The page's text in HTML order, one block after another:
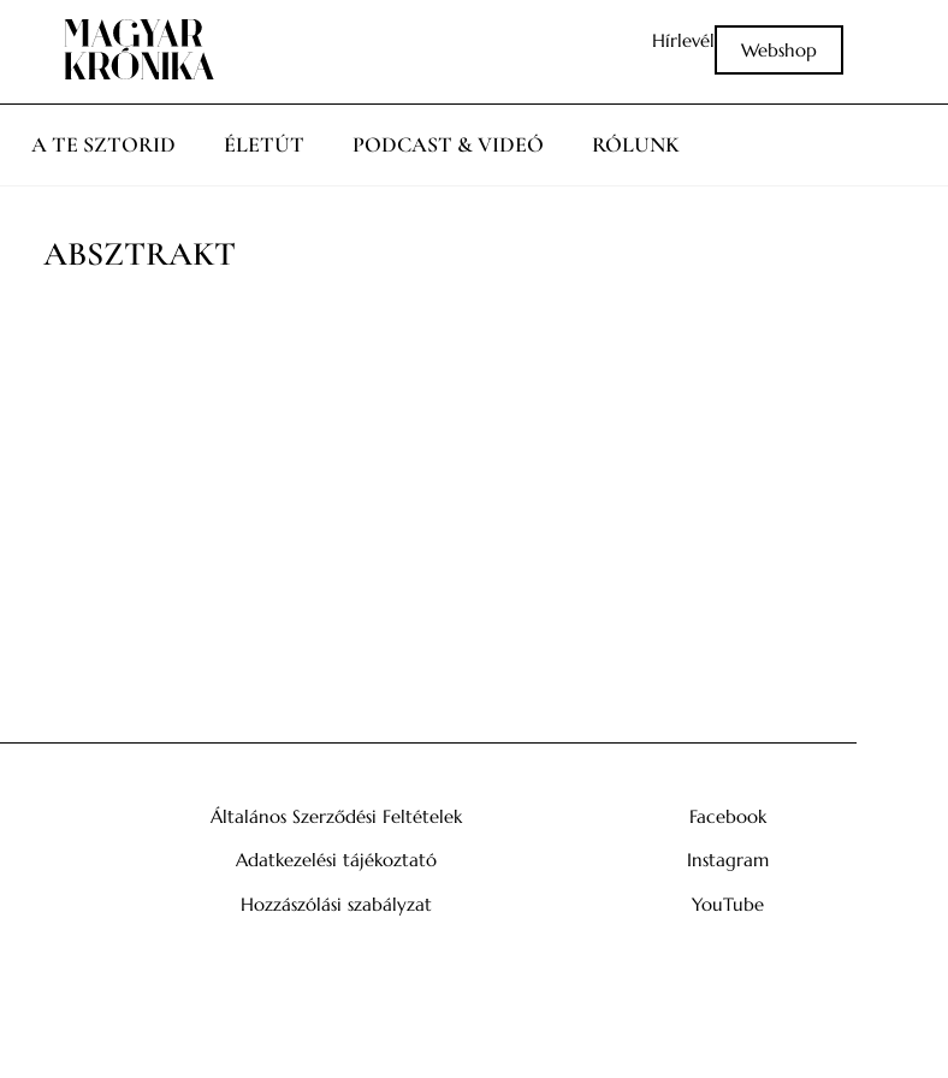
Hírlevél Webshop
A TE SZTORID ÉLETÚT PODCAST & VIDEÓ RÓLUNK
ABSZTRAKT
Általános Szerződési Feltételek
Adatkezelési tájékoztató
Hozzászólási szabályzat
Facebook
Instagram
YouTube